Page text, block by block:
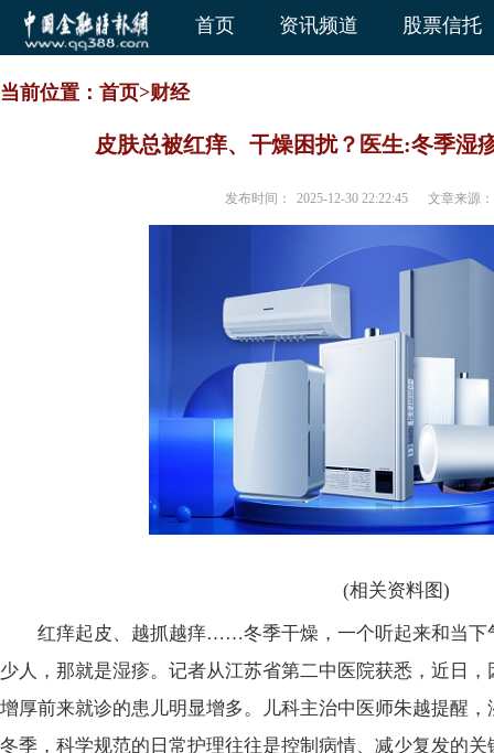
首页 资讯频道 股票信托
当前位置： 首页>财经
皮肤总被红痒、干燥困扰？医生:冬季湿
发布时间： 2025-12-30 22:22:45 文章来源：
(相关资料图)
红痒起皮、越抓越痒……冬季干燥，一个听起来和当下
少人，那就是湿疹。记者从江苏省第二中医院获悉，近日
增厚前来就诊的患儿明显增多。儿科主治中医师朱越提醒
冬季，科学规范的日常护理往往是控制病情、减少复发的关